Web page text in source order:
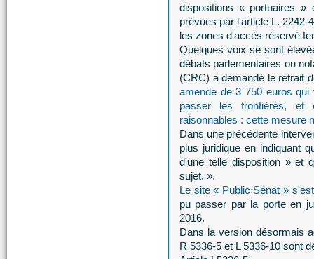
dispositions « portuaires »
prévues par l'article L.
les zones d'accès réservé
Quelques voix se sont
débats parlementaires ou
(CRC) a demandé le retrait
amende de 3 750 euros
passer les frontières, et
raisonnables : cette mesure
Dans une précédente
plus juridique en indiquant
d'une telle disposition » et
sujet. ».
Le site « Public Sénat »
pu passer par la porte en
2016.
Dans la version désormais
R 5336-5 et L 5336-10 sont